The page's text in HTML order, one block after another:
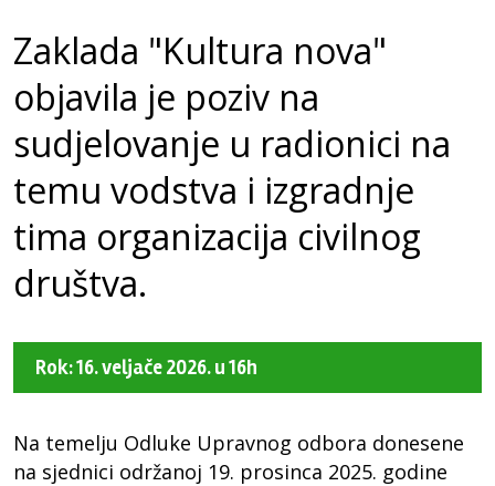
Zaklada "Kultura nova"
objavila je poziv na
sudjelovanje u radionici na
temu vodstva i izgradnje
tima organizacija civilnog
društva.
Rok: 16. veljače 2026. u 16h
Na temelju Odluke Upravnog odbora donesene
na sjednici održanoj 19. prosinca 2025. godine